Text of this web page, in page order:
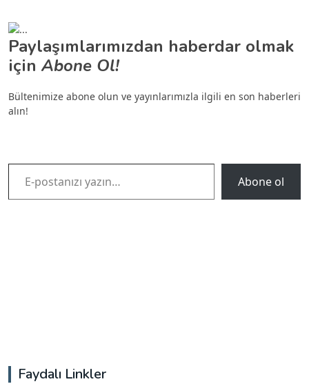
Paylaşımlarımızdan haberdar olmak
için Abone Ol!
Bültenimize abone olun ve yayınlarımızla ilgili en son haberleri
alın!
E-postanızı yazın…
Abone ol
Faydalı Linkler